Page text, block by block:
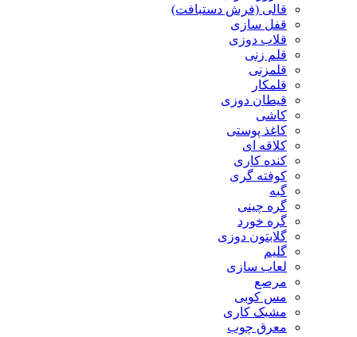
قالی (فرش دستبافت)
قفل سازی
قلاب دوزی
قلم زنی
قلمزنی
قلمکار
قیطان دوزی
کاشی
کاغذ پوستی
کلاقه ای
کنده کاری
کوفته گری
گبه
گره چینی
گره خورد
گلابتون دوزی
گلیم
لعاب سازی
مرصع
مس کوبی
مشبک کاری
معرق چوب